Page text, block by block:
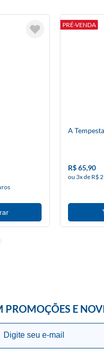
PRÉ-VENDA
A
R$ 65,90
ou 3x de R$
PROMOÇÕES E